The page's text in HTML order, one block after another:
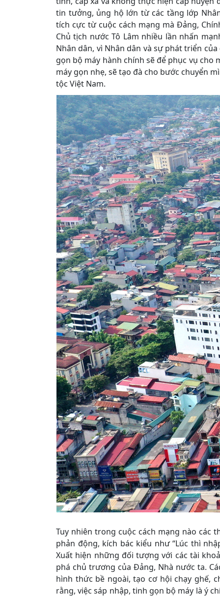
tin tưởng, ủng hộ lớn từ các tầng lớp
tích cực từ cuộc cách mạng mà Đảng,
Chủ tịch nước Tô Lâm nhiều lần nhấn
Nhân dân, vì Nhân dân và sự phát triển
gọn bộ máy hành chính sẽ để phục vụ
máy gọn nhẹ, sẽ tạo đà cho bước chuyển
tộc Việt Nam.
Tuy nhiên trong cuộc cách mạng nào các
phản động, kích bác kiểu như “Lúc thì
Xuất hiện những đối tượng với các tài
phá chủ trương của Đảng, Nhà nước ta.
hình thức bề ngoài, tạo cơ hội chạy ghế,
rằng, việc sáp nhập, tinh gọn bộ máy là ý